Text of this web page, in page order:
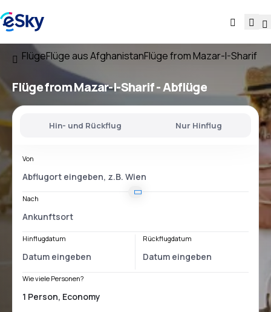
FlügeFlüge aus AfghanistanFlüge from Mazar-I-Sharif
Flügefrom Mazar-I-Sharif- Abflüge
Hin- und Rückflug Nur Hinflug
Von
Nach
Hinflugdatum Rückflugdatum
Wie viele Personen?